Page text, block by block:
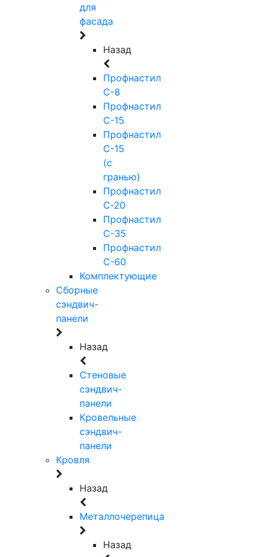
для
фасада
Назад
Профнастил
С-8
Профнастил
С-15
Профнастил
С-15
(с
гранью)
Профнастил
С-20
Профнастил
С-35
Профнастил
С-60
Комплектующие
Сборные
сэндвич-
панели
Назад
Стеновые
сэндвич-
панели
Кровельные
сэндвич-
панели
Кровля
Назад
Металлочерепица
Назад